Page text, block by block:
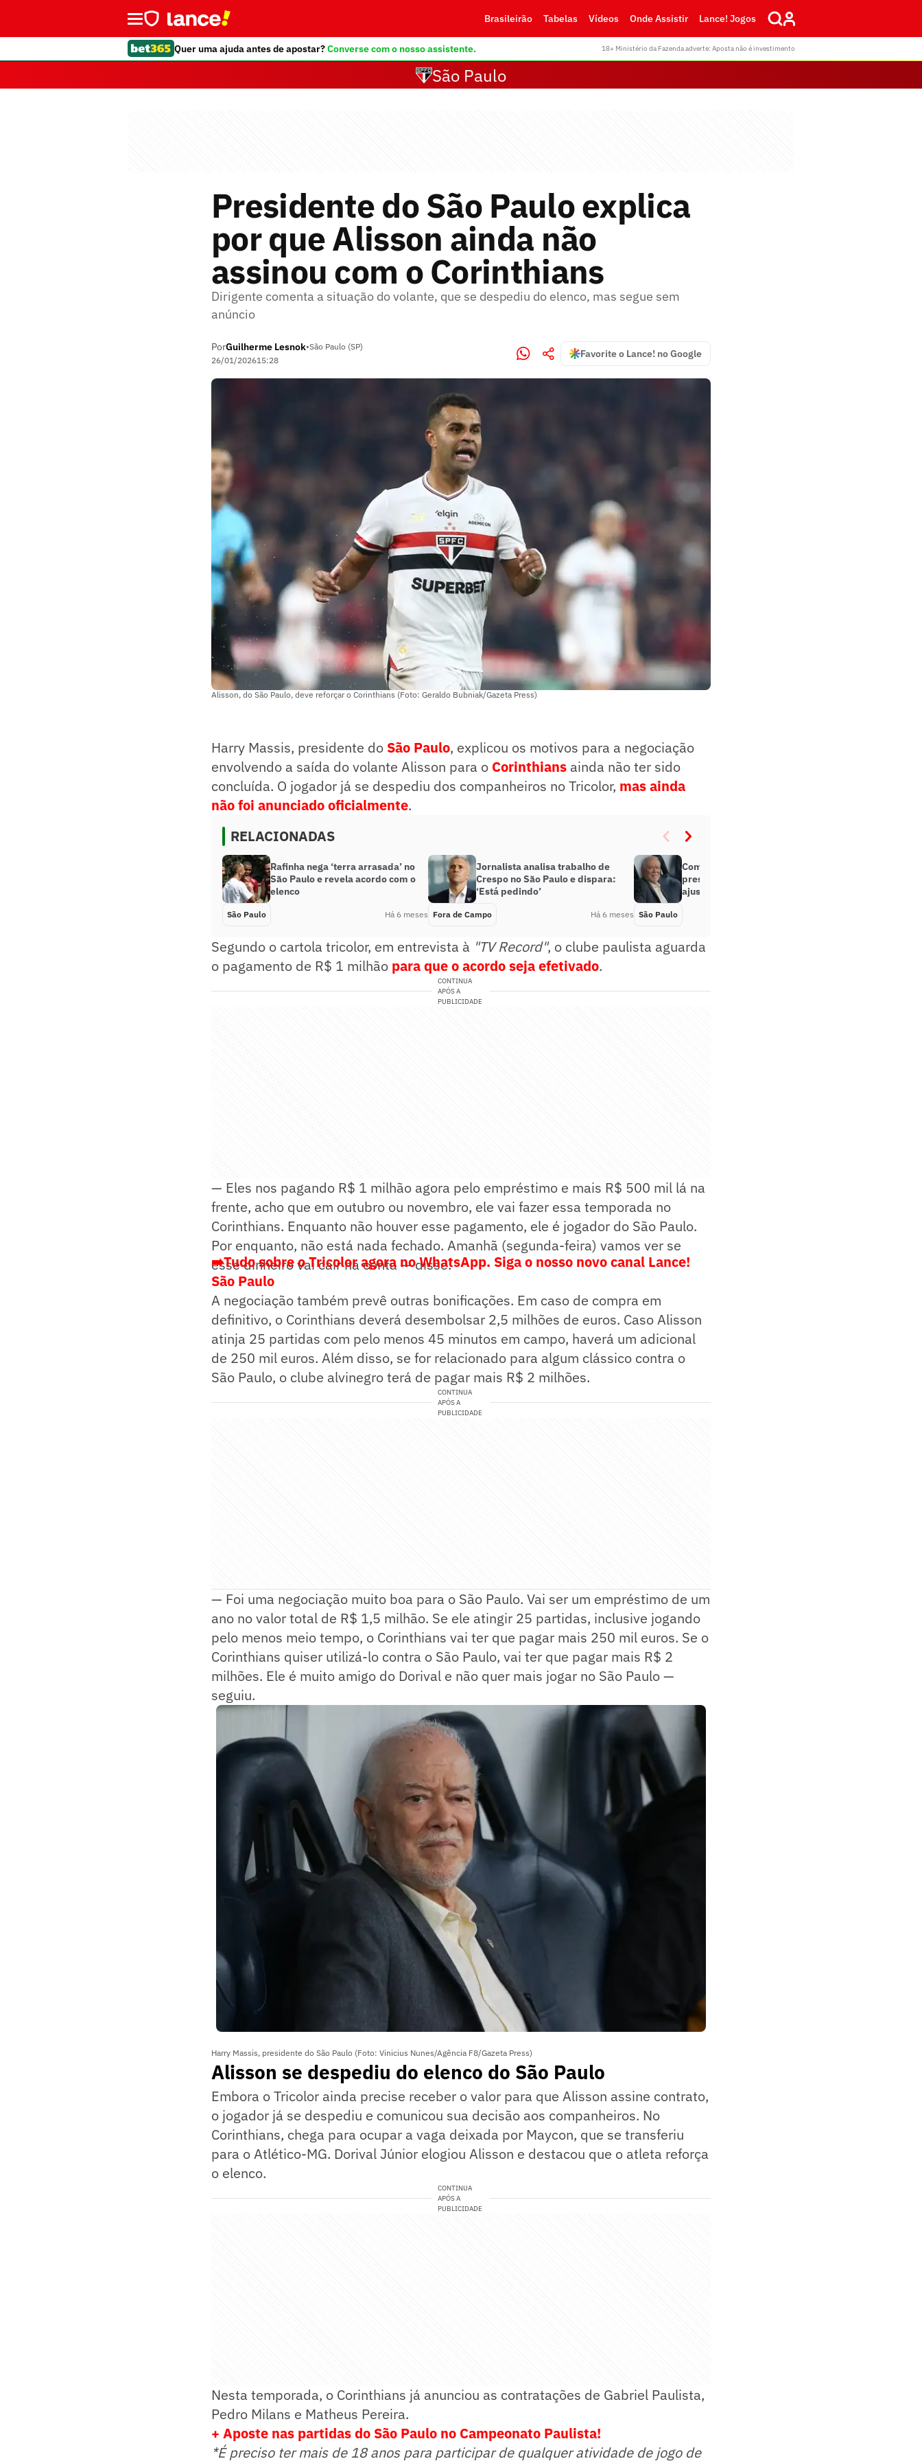
Brasileirão Tabelas Vídeos Onde Assistir Lance! Jogos
Quer uma ajuda antes de apostar?Converse com o nosso assistente. 18+ Ministério da Fazenda adverte: Aposta não é investimento
São Paulo
Presidente do São Paulo explica
por que Alisson ainda não
assinou com o Corinthians
Dirigente comenta a situação do volante, que se despediu do elenco, mas segue sem
anúncio
PorGuilherme Lesnok•São Paulo (SP)
26/01/202615:28
Favorite o Lance! no Google
Alisson, do São Paulo, deve reforçar o Corinthians (Foto: Geraldo Bubniak/Gazeta Press)
Harry Massis, presidente do São Paulo, explicou os motivos para a negociação
envolvendo a saída do volante Alisson para o Corinthians ainda não ter sido
concluída. O jogador já se despediu dos companheiros no Tricolor, mas ainda
não foi anunciado oficialmente.
RELACIONADAS
Rafinha nega ‘terra arrasada’ no
São Paulo e revela acordo com o
elenco
São Paulo Há 6 meses
Jornalista analisa trabalho de
Crespo no São Paulo e dispara:
‘Está pedindo’
Fora de Campo Há 6 meses
Com atraso de meses, novo
presidente do São Paulo prioriza
ajustes financeiros
São Paulo
Segundo o cartola tricolor, em entrevista à "TV Record", o clube paulista aguarda
o pagamento de R$ 1 milhão para que o acordo seja efetivado.
CONTINUA
APÓS A
PUBLICIDADE
— Eles nos pagando R$ 1 milhão agora pelo empréstimo e mais R$ 500 mil lá na
frente, acho que em outubro ou novembro, ele vai fazer essa temporada no
Corinthians. Enquanto não houver esse pagamento, ele é jogador do São Paulo.
Por enquanto, não está nada fechado. Amanhã (segunda-feira) vamos ver se
esse dinheiro vai cair na conta — disse.
➡️Tudo sobre o Tricolor agora no WhatsApp. Siga o nosso novo canal Lance!
São Paulo
A negociação também prevê outras bonificações. Em caso de compra em
definitivo, o Corinthians deverá desembolsar 2,5 milhões de euros. Caso Alisson
atinja 25 partidas com pelo menos 45 minutos em campo, haverá um adicional
de 250 mil euros. Além disso, se for relacionado para algum clássico contra o
São Paulo, o clube alvinegro terá de pagar mais R$ 2 milhões.
CONTINUA
APÓS A
PUBLICIDADE
— Foi uma negociação muito boa para o São Paulo. Vai ser um empréstimo de um
ano no valor total de R$ 1,5 milhão. Se ele atingir 25 partidas, inclusive jogando
pelo menos meio tempo, o Corinthians vai ter que pagar mais 250 mil euros. Se o
Corinthians quiser utilizá-lo contra o São Paulo, vai ter que pagar mais R$ 2
milhões. Ele é muito amigo do Dorival e não quer mais jogar no São Paulo —
seguiu.
Harry Massis, presidente do São Paulo (Foto: Vinicius Nunes/Agência F8/Gazeta Press)
Alisson se despediu do elenco do São Paulo
Embora o Tricolor ainda precise receber o valor para que Alisson assine contrato,
o jogador já se despediu e comunicou sua decisão aos companheiros. No
Corinthians, chega para ocupar a vaga deixada por Maycon, que se transferiu
para o Atlético-MG. Dorival Júnior elogiou Alisson e destacou que o atleta reforça
o elenco.
CONTINUA
APÓS A
PUBLICIDADE
Nesta temporada, o Corinthians já anunciou as contratações de Gabriel Paulista,
Pedro Milans e Matheus Pereira.
+ Aposte nas partidas do São Paulo no Campeonato Paulista!
*É preciso ter mais de 18 anos para participar de qualquer atividade de jogo de